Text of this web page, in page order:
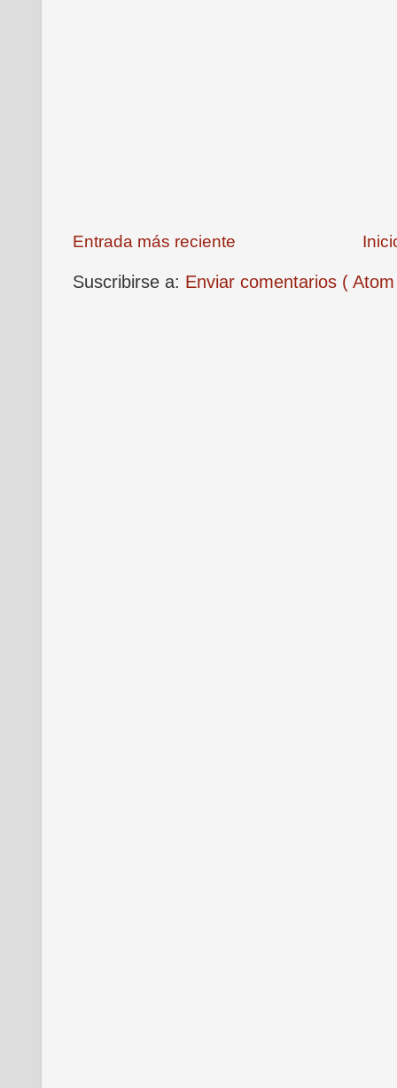
Entrada más reciente
Suscribirse a: Enviar comentarios (